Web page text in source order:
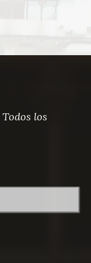
Todos los